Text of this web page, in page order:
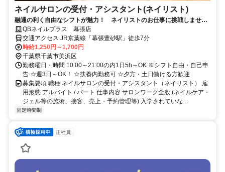
ネイルサロンの受付・アシスタント(ネイリスト)
融通の利く自由なシフトが魅力！ ネイリストのお仕事に挑戦しません
か？ 幕張豊砂駅からスグの好立地
QBネイルプラス 幕張店
交通アクセス JR京葉線「幕張豊砂駅」徒歩7分
時給1,250円～1,700円
千葉県千葉市美浜区
勤務曜日・時間 10:00～21:00の内1日5h～OK ※シフト自由・自己申
告 ☆週3日～OK！ ☆扶養内勤務可 ☆夕方・土日働ける方歓迎
募集要項 職種 ネイルサロンの受付・アシスタント（ネイリスト） 雇
用形態 アルバイト / パート 仕事内容 サロンワーク全般 (ネイルケア・
ジェル等の施術、接客、売上・予約管理等) 入学されていな...
固定時間制
正社員